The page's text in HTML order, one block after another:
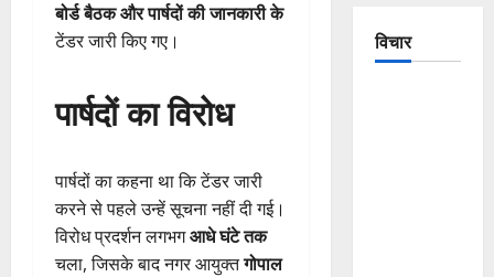
बोर्ड बैठक और पार्षदों की जानकारी के
टेंडर जारी किए गए।
पार्षदों का विरोध
पार्षदों का कहना था कि टेंडर जारी
करने से पहले उन्हें सूचना नहीं दी गई।
विरोध प्रदर्शन लगभगआधे घंटे तक
चला, जिसके बाद नगर आयुक्तगोपाल
विचार